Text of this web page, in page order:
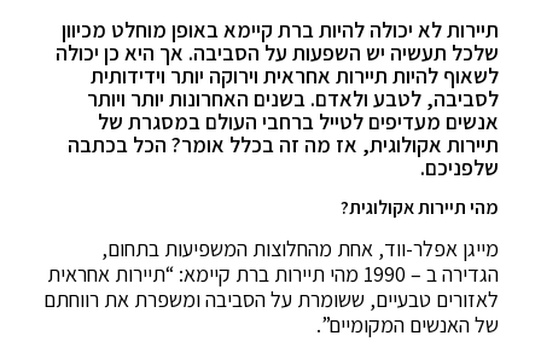
תיירות לא יכולה להיות ברת קיימא באופן מוחלט מכיוון
שלכל תעשיה יש השפעות על הסביבה. אך היא כן יכולה
לשאוף להיות תיירות אחראית וירוקה יותר וידידותית
לסביבה, לטבע ולאדם. בשנים האחרונות יותר ויותר
אנשים מעדיפים לטייל ברחבי העולם במסגרת של
תיירות אקולוגית, אז מה זה בכלל אומר? הכל בכתבה
שלפניכם.
מהי תיירות אקולוגית?
מייגן אפלר-ווד, אחת מהחלוצות המשפיעות בתחום,
הגדירה ב – 1990 מהי תיירות ברת קיימא: “תיירות אחראית
לאזורים טבעיים, ששומרת על הסביבה ומשפרת את רווחתם
של האנשים המקומיים”.